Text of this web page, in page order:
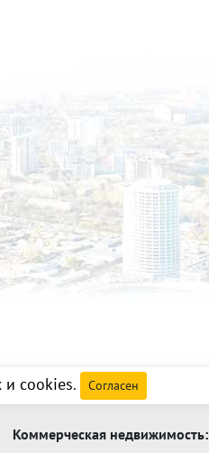
и cookies. Согласен
Коммерческая недвижимость: